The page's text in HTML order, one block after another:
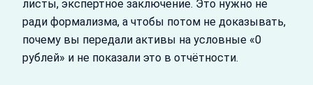
листы, экспертное заключение. Это нужно не
ради формализма, а чтобы потом не доказывать,
почему вы передали активы на условные «0
рублей» и не показали это в отчётности.